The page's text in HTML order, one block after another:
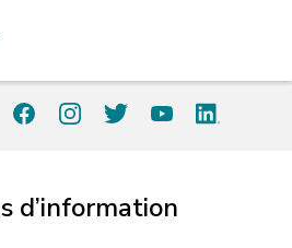
d’information